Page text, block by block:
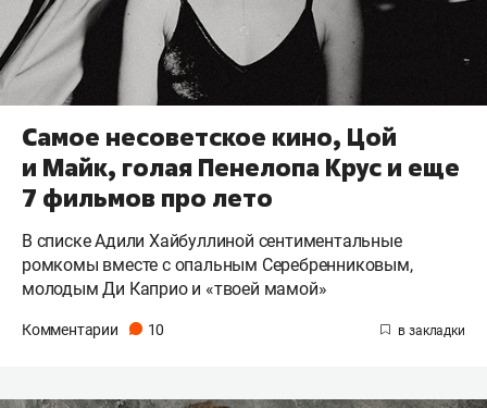
Самое несоветское кино, Цой
и Майк, голая Пенелопа Крус и еще
7 фильмов про лето
В списке Адили Хайбуллиной сентиментальные
ромкомы вместе с опальным Серебренниковым,
молодым Ди Каприо и «твоей мамой»
Комментарии 10